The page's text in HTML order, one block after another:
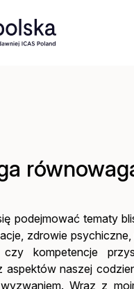
podejmować tematy
zdrowie
czy kompetencje
aspektów naszej
Wraz z